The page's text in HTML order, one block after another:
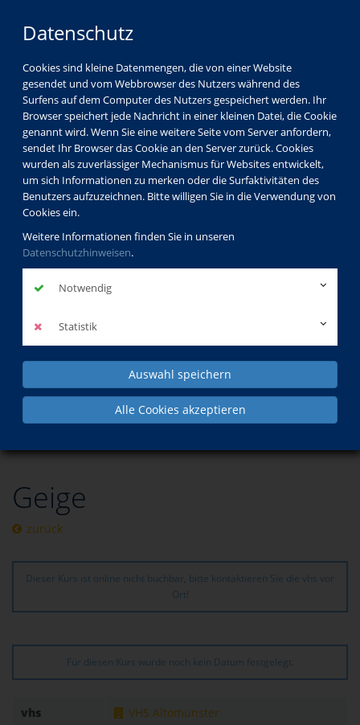
Datenschutz
Cookies sind kleine Datenmengen, die von einer Website
gesendet und vom Webbrowser des Nutzers während des
Surfens auf dem Computer des Nutzers gespeichert werden. Ihr
Browser speichert jede Nachricht in einer kleinen Datei, die Cookie
genannt wird. Wenn Sie eine weitere Seite vom Server anfordern,
sendet Ihr Browser das Cookie an den Server zurück. Cookies
wurden als zuverlässiger Mechanismus für Websites entwickelt,
um sich Informationen zu merken oder die Surfaktivitäten des
Benutzers aufzuzeichnen. Bitte willigen Sie in die Verwendung von
Cookies ein.
Weitere Informationen finden Sie in unseren
Datenschutzhinweisen.
Notwendig
Statistik
Auswahl speichern
Alle Cookies akzeptieren
Musik Saiteninstrumente
besuchte Kurse
Geige
zurück
Dieser Kurs ist online nicht buchbar, bitte kontaktieren Sie die vhs vor
Ort!
Für diesen Kurs wurde noch kein Datum festgelegt.
vhs VHS Altomünster